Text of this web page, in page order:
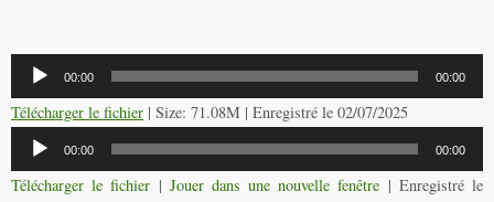
Lecteur
audio
00:00 00:00
Télécharger le fichier | Size: 71.08M | Enregistré le 02/07/2025
Lecteur
audio
00:00 00:00
Télécharger le fichier | Jouer dans une nouvelle fenêtre | Enregistré le